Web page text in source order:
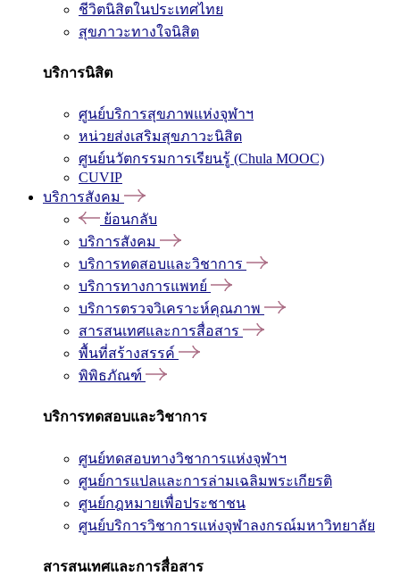
ชีวิตนิสิตในประเทศไทย
สุขภาวะทางใจนิสิต
บริการนิสิต
ศูนย์บริการสุขภาพแห่งจุฬาฯ
หน่วยส่งเสริมสุขภาวะนิสิต
ศูนย์นวัตกรรมการเรียนรู้ (Chula MOOC)
CUVIP
บริการสังคม
ย้อนกลับ
บริการสังคม
บริการทดสอบและวิชาการ
บริการทางการแพทย์
บริการตรวจวิเคราะห์คุณภาพ
สารสนเทศและการสื่อสาร
พื้นที่สร้างสรรค์
พิพิธภัณฑ์
บริการทดสอบและวิชาการ
ศูนย์ทดสอบทางวิชาการแห่งจุฬาฯ
ศูนย์การแปลและการล่ามเฉลิมพระเกียรติ
ศูนย์กฎหมายเพื่อประชาชน
ศูนย์บริการวิชาการแห่งจุฬาลงกรณ์มหาวิทยาลัย
สารสนเทศและการสื่อสาร